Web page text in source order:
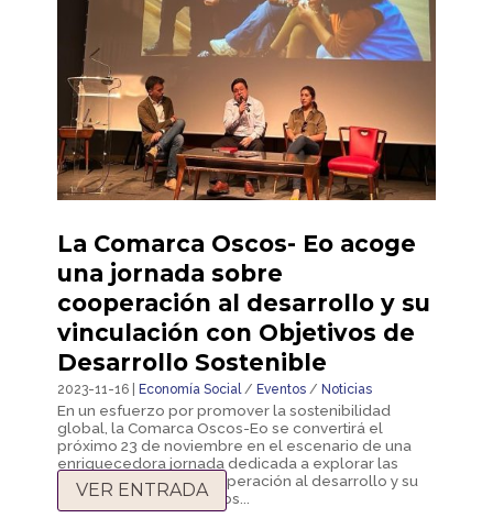
La Comarca Oscos- Eo acoge
una jornada sobre
cooperación al desarrollo y su
vinculación con Objetivos de
Desarrollo Sostenible
2023-11-16 | Economía Social/ Eventos/ Noticias
En un esfuerzo por promover la sostenibilidad
global, la Comarca Oscos-Eo se convertirá el
próximo 23 de noviembre en el escenario de una
enriquecedora jornada dedicada a explorar las
posibilidades de la cooperación al desarrollo y su
estrecha relación con los...
VER ENTRADA